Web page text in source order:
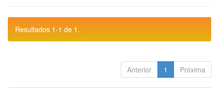
Resultados 1-1 de 1.
Anterior 1 Próxima